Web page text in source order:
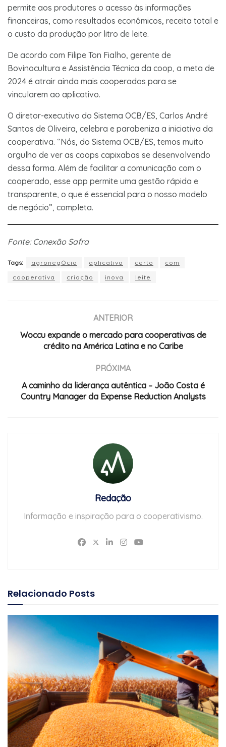
permite aos produtores o acesso às informações
financeiras, como resultados econômicos, receita total e
o custo da produção por litro de leite.
De acordo com Filipe Ton Fialho, gerente de
Bovinocultura e Assistência Técnica da coop, a meta de
2024 é atrair ainda mais cooperados para se
vincularem ao aplicativo.
O diretor-executivo do Sistema OCB/ES, Carlos André
Santos de Oliveira, celebra e parabeniza a iniciativa da
cooperativa. “Nós, do Sistema OCB/ES, temos muito
orgulho de ver as coops capixabas se desenvolvendo
dessa forma. Além de facilitar a comunicação com o
cooperado, esse app permite uma gestão rápida e
transparente, o que é essencial para o nosso modelo
de negócio”, completa.
Fonte: Conexão Safra
Tags: agronegÓcio aplicativo certo
com
cooperativa
criação inova leite
ANTERIOR
Woccu expande o mercado para cooperativas de
crédito na América Latina e no Caribe
PRÓXIMA
A caminho da liderança autêntica – João Costa é
Country Manager da Expense Reduction Analysts
Redação
Informação e inspiração para o cooperativismo.
Relacionado Posts